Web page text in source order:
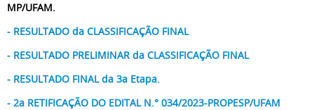
MP/UFAM.
- RESULTADO da CLASSIFICAÇÃO FINAL
- RESULTADO PRELIMINAR da CLASSIFICAÇÃO FINAL
- RESULTADO FINAL da 3a Etapa.
- 2a RETIFICAÇÃO DO EDITAL N.° 034/2023-PROPESP/UFAM